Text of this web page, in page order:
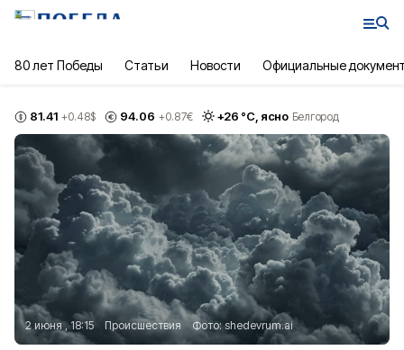
80 лет Победы Статьи Новости Официальные
81.41 +0.48$ 94.06 +0.87€ +26 °С, ясно Белгород
2 июня , 18:15 Происшествия Фото:shedevrum.ai